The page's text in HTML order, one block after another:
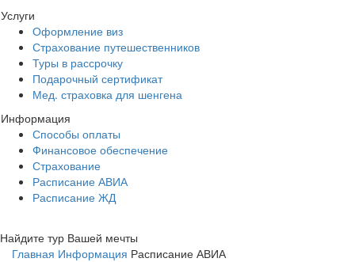
Услуги
Оформление виз
Страхование путешественников
Туры в рассрочку
Подарочный сертификат
Мед. страховка для шенгена
Информация
Способы оплаты
Финансовое обеспечение
Страхование
Расписание АВИА
Расписание ЖД
Найдите тур Вашей мечты
Главная Информация Расписание АВИА